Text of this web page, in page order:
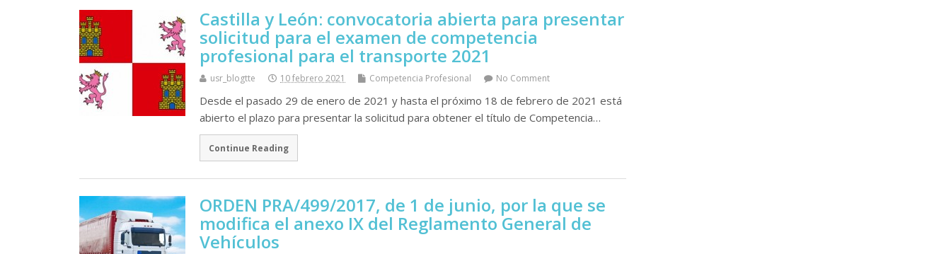
Castilla y León: convocatoria abierta para presentar
solicitud para el examen de competencia
profesional para el transporte 2021
usr_blogtte 10 febrero 2021 Competencia Profesional No Comment
Desde el pasado 29 de enero de 2021 y hasta el próximo 18 de febrero de 2021 está
abierto el plazo para presentar la solicitud para obtener el tí­tulo de Competencia…
Continue Reading
ORDEN PRA/499/2017, de 1 de junio, por la que se
modifica el anexo IX del Reglamento General de
Vehí­culos